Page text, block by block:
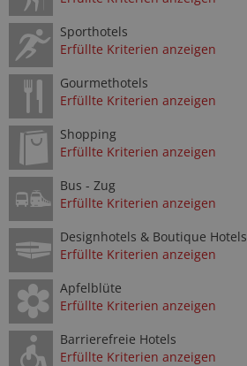
Sporthotels
Erfüllte Kriterien anzeigen
Gourmethotels
Erfüllte Kriterien anzeigen
Shopping
Erfüllte Kriterien anzeigen
Bus - Zug
Erfüllte Kriterien anzeigen
Designhotels & Boutique Hotels
Erfüllte Kriterien anzeigen
Apfelblüte
Erfüllte Kriterien anzeigen
Barrierefreie Hotels
Erfüllte Kriterien anzeigen